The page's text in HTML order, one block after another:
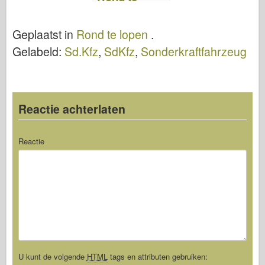
Geplaatst in Rond te lopen .
Gelabeld: Sd.Kfz, SdKfz, Sonderkraftfahrzeug
Reactie achterlaten
Reactie
U kunt de volgende HTML tags en attributen gebruiken: